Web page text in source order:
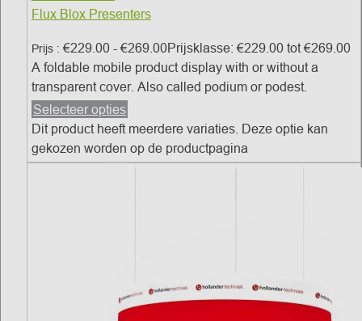
Flux Blox Presenters
Prijs : €229.00 - €269.00Prijsklasse: €229.00 tot €269.00
A foldable mobile product display with or without a
transparent cover. Also called podium or podest.
Selecteer opties
Dit product heeft meerdere variaties. Deze optie kan
gekozen worden op de productpagina